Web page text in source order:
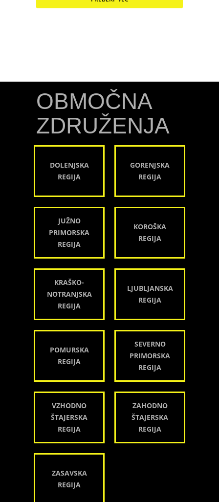
OBMOČNA
ZDRUŽENJA
DOLENJSKA
REGIJA
GORENJSKA
REGIJA
JUŽNO
PRIMORSKA
REGIJA
KOROŠKA
REGIJA
KRAŠKO-
NOTRANJSKA
REGIJA
LJUBLJANSKA
REGIJA
POMURSKA
REGIJA
SEVERNO
PRIMORSKA
REGIJA
VZHODNO
ŠTAJERSKA
REGIJA
ZAHODNO
ŠTAJERSKA
REGIJA
ZASAVSKA
REGIJA